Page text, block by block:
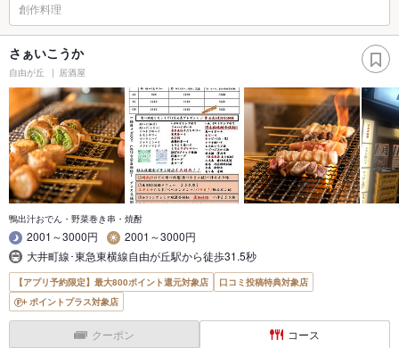
創作料理
さぁいこうか
自由が丘 居酒屋
鴨出汁おでん・野菜巻き串・焼酎
2001～3000円
2001～3000円
大井町線･東急東横線自由が丘駅から徒歩31.5秒
【アプリ予約限定】最大800ポイント還元対象店
口コミ投稿特典対象店
ポイントプラス対象店
クーポン コース